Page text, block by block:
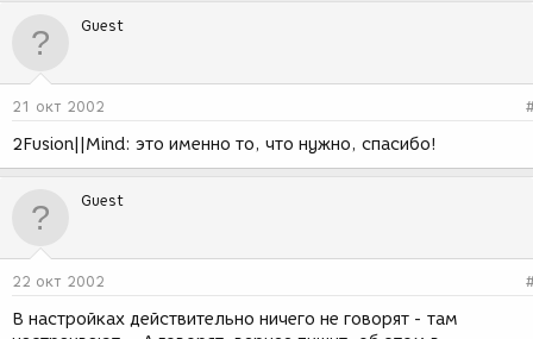
Guest
21 окт 2002
2Fusion||Mind: это именно то, что нужно, спасибо!
Guest
22 окт 2002
В настройках действительно ничего не говорят - там